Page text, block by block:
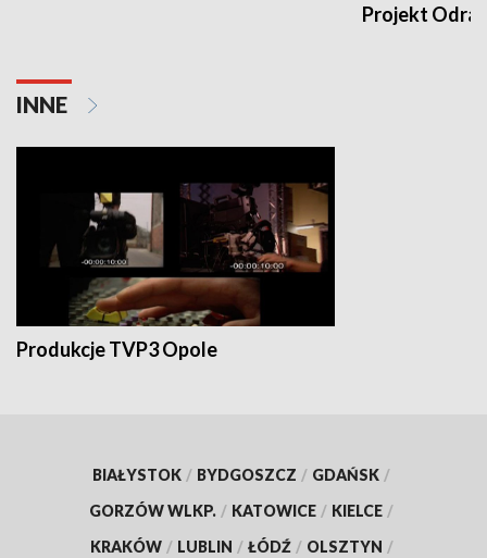
Projekt Odra
INNE
Produkcje TVP3 Opole
BIAŁYSTOK / BYDGOSZCZ / GDAŃSK /
GORZÓW WLKP. / KATOWICE / KIELCE /
KRAKÓW / LUBLIN / ŁÓDŹ / OLSZTYN /